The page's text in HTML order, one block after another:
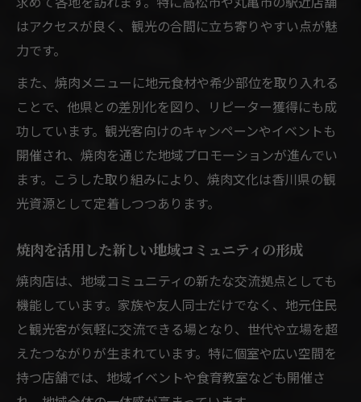
新しい焼肉の魅力で香川県の観光を盛り上げる
秘訣
焼肉の新提案が香川県観光を変える理由
観光客に人気の焼肉体験プランとは何か
焼肉と香川県の観光資源を融合する戦略
地元焼肉の魅力を発信する観光プロモーシ
ョン
焼肉文化が観光消費を押し上げるポイント
はアクセスが良く、観光の合間に立ち寄りやすい点が魅
力です。
また、焼肉メニューに地元食材や希少部位を取り入れる
ことで、他県との差別化を図り、リピーター獲得にも成
功しています。観光客向けのキャンペーンやイベントも
開催され、焼肉を通じた地域プロモーションが進んでい
ます。こうした取り組みにより、焼肉文化は香川県の観
光資源として定着しつつあります。
焼肉を活用した新しい地域コミュニティの形成
焼肉店は、地域コミュニティの新たな交流拠点としても
機能しています。家族や友人同士だけでなく、地元住民
と観光客が気軽に交流できる場となり、世代や立場を超
えたつながりが生まれています。特に個室や広い空間を
持つ店舗では、地域イベントや食育教室なども開催さ